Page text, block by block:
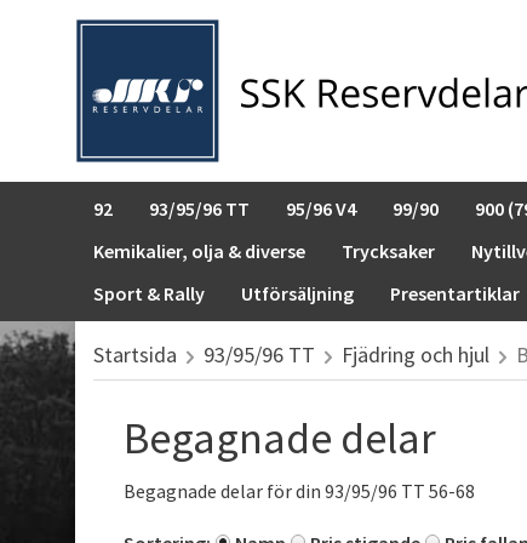
92 93/95/96 TT 95/96 V4 99/90 900
Kemikalier, olja & diverse
Trycksaker
Sport & Rally
Utförsäljning Presentartiklar
Startsida 93/95/96 TT Fjädring och hjul
Begagnade delar
Begagnade delar för din 93/95/96 TT 56-68